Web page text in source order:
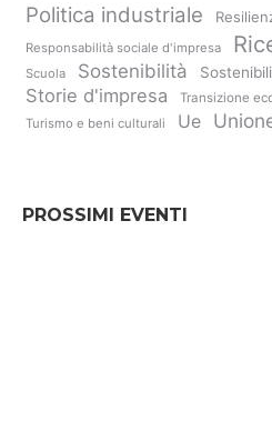
Politica industriale
Responsabilità sociale d'impresa
Scuola Sostenibilità
Storie d'impresa
Transizione
Turismo e beni culturali
Ue
PROSSIMI EVENTI